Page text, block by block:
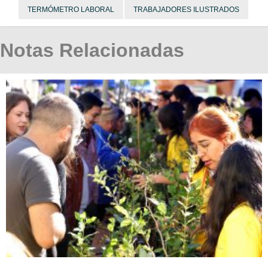
TERMÓMETRO LABORAL TRABAJADORES ILUSTRADOS
Notas Relacionadas